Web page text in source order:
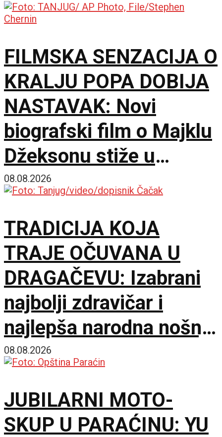
FILMSKA SENZACIJA O
KRALJU POPA DOBIJA
NASTAVAK: Novi
biografski film o Majklu
Džeksonu stiže u
bioskope
08.08.2026
TRADICIJA KOJA
TRAJE OČUVANA U
DRAGAČEVU: Izabrani
najbolji zdravičar i
najlepša narodna nošnja
na 65. Saboru trubača
08.08.2026
JUBILARNI MOTO-
SKUP U PARAĆINU: YU